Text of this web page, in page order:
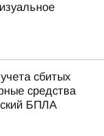
сбитых
средства
БПЛА